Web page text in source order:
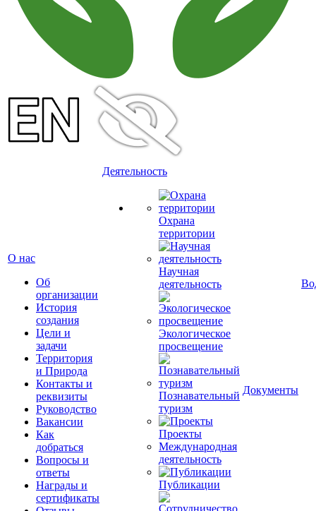
О нас
Об
организации
История
создания
Цели и
задачи
Территория
и Природа
Контакты и
реквизиты
Руководство
Вакансии
Как
добраться
Вопросы и
ответы
Награды и
сертификаты
Деятельность
Охрана
территории
Научная
деятельность
Экологическое
просвещение
Познавательный
туризм
Проекты
Международная
деятельность
Публикации
Документы